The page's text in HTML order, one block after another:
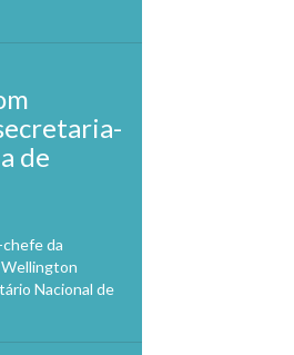
de
da
Nacional de